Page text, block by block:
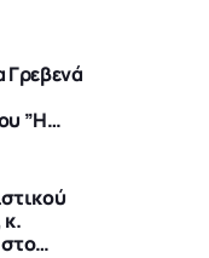
Γρεβενά
”Η